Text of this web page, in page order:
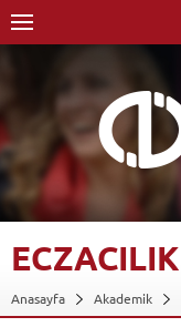
ECZACILIK
Anasayfa Akademik